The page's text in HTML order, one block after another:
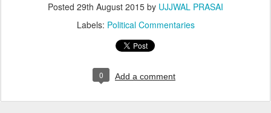
Posted 29th August 2015 by UJJWAL PRASAI
Labels: Political Commentaries
0 Add a comment